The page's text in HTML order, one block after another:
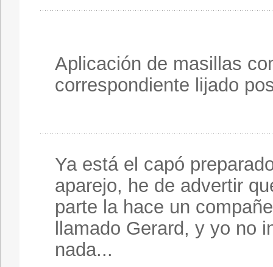
Aplicación de masillas
correspondiente lijado
Ya está el capó
aparejo, he de advertir
parte la hace un
llamado Gerard, y yo no
nada...